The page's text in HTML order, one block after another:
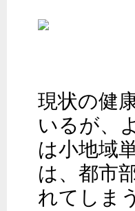
現状の健
いるが、
は小地域
は、都市
れてしま